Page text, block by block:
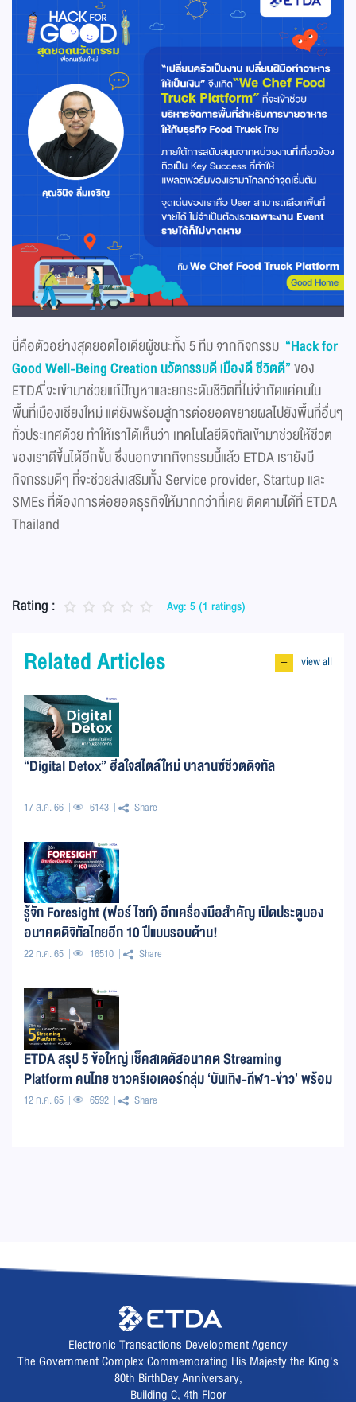
นี่คือตัวอย่างสุดยอดไอเดียผู้ชนะทั้ง 5 ทีม จากกิจกรรม “Hack for
Good Well-Being Creation นวัตกรรมดี เมืองดี ชีวิตดี”ของ
ETDA ี่จะเข้ามาช่วยแก้ปัญหาและยกระดับชีวิตที่ไม่จำกัดแค่คนใน
พื้นที่เมืองเชียงใหม่ แต่ยังพร้อมสู่การต่อยอดขยายผลไปยังพื้นที่อื่นๆ
ทั่วประเทศด้วย ทำให้เราได้เห็นว่า เทคโนโลยีดิจิทัลเข้ามาช่วยให้ชีวิต
ของเราดีขึ้นได้อีกขั้น ซึ่งนอกจากกิจกรรมนี้แล้ว ETDA เรายังมี
กิจกรรมดีๆ ที่จะช่วยส่งเสริมทั้ง Service provider, Startup และ
SMEs ที่ต้องการต่อยอดธุรกิจให้มากกว่าที่เคย ติดตามได้ที่ ETDA
Thailand
Rating : Avg: 5 (1 ratings)
Related Articles + view all
“Digital Detox” ฮีลใจสไตล์ใหม่ บาลานซ์ชีวิตดิจิทัล
17 ส.ค. 66 6143 Share
รู้จัก Foresight (ฟอร์ไซท์) อีกเครื่องมือสำคัญ เปิดประตูมอง
อนาคตดิจิทัลไทยอีก 10 ปีแบบรอบด้าน!
22 ก.ค. 65 16510 Share
ETDA สรุป 5 ข้อใหญ่ เช็คสเตตัสอนาคต Streaming
Platform คนไทย ชาวครีเอเตอร์กลุ่ม ‘บันเทิง-กีฬา-ข่าว’ พร้อม
หรือยัง?
12 ก.ค. 65 6592 Share
Electronic Transactions Development Agency
The Government Complex Commemorating His Majesty the King's
80th BirthDay Anniversary,
Building C, 4th Floor